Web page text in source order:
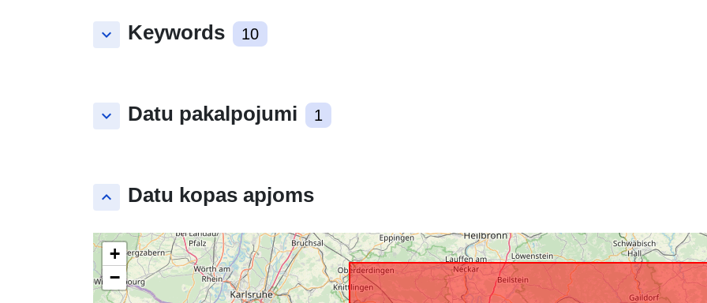
keyboard_arrow_down Keywords 10
keyboard_arrow_down Datu pakalpojumi 1
keyboard_arrow_up Datu kopas apjoms
+
−